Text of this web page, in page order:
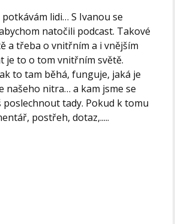
potkávám lidi… S Ivanou se
natočili podcast. Takové
a třeba o vnitřním a i vnějším
je to o tom vnitřním světě.
to tam běhá, funguje, jaká je
našeho nitra… a kam jsme se
poslechnout tady. Pokud k tomu
postřeh, dotaz,.....